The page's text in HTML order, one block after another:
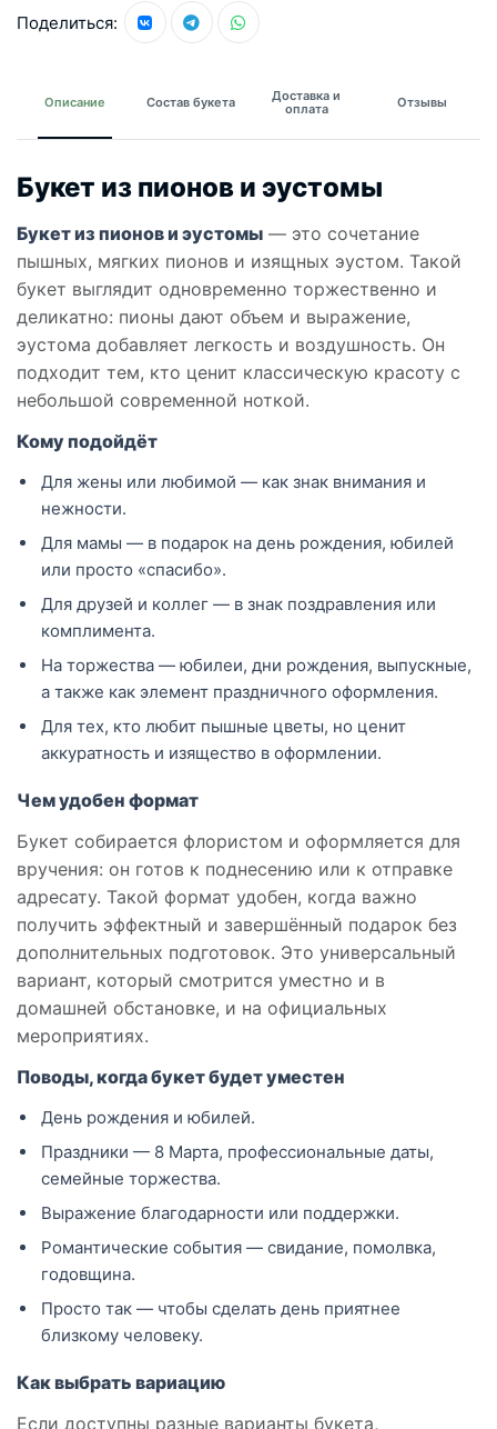
Поделиться:
Описание Состав букета
Доставка и
оплата
Отзывы
Букет из пионов и эустомы
Букет из пионов и эустомы — это сочетание
пышных, мягких пионов и изящных эустом. Такой
букет выглядит одновременно торжественно и
деликатно: пионы дают объем и выражение,
эустома добавляет легкость и воздушность. Он
подходит тем, кто ценит классическую красоту с
небольшой современной ноткой.
Кому подойдёт
Для жены или любимой — как знак внимания и
нежности.
Для мамы — в подарок на день рождения, юбилей
или просто «спасибо».
Для друзей и коллег — в знак поздравления или
комплимента.
На торжества — юбилеи, дни рождения, выпускные,
а также как элемент праздничного оформления.
Для тех, кто любит пышные цветы, но ценит
аккуратность и изящество в оформлении.
Чем удобен формат
Букет собирается флористом и оформляется для
вручения: он готов к поднесению или к отправке
адресату. Такой формат удобен, когда важно
получить эффектный и завершённый подарок без
дополнительных подготовок. Это универсальный
вариант, который смотрится уместно и в
домашней обстановке, и на официальных
мероприятиях.
Поводы, когда букет будет уместен
День рождения и юбилей.
Праздники — 8 Марта, профессиональные даты,
семейные торжества.
Выражение благодарности или поддержки.
Романтические события — свидание, помолвка,
годовщина.
Просто так — чтобы сделать день приятнее
близкому человеку.
Как выбрать вариацию
Если доступны разные варианты букета,